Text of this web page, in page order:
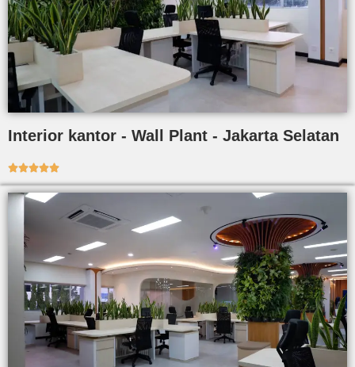
Interior kantor - Wall Plant - Jakarta Selatan
